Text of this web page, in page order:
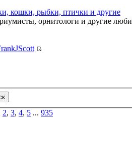
кошки, рыбки, птички и другие
орнитологи и другие
2, 3, 4, 5 ... 935